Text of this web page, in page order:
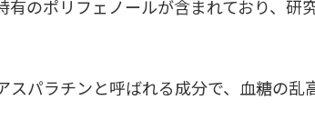
有のポリフェノールが含まれており、研
スパラチンと呼ばれる成分で、血糖の乱